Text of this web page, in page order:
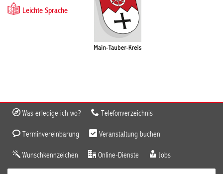
Leichte Sprache
Was erledige ich wo? Telefonverzeichnis
Terminvereinbarung Veranstaltung buchen
Wunschkennzeichen Online-Dienste Jobs